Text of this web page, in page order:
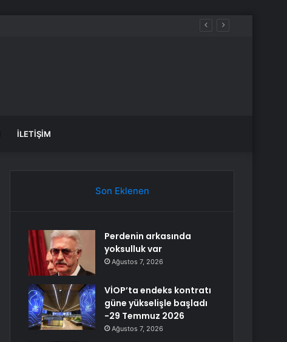
İLETIŞIM
Son Eklenen
Perdenin arkasında
yoksulluk var
Ağustos 7, 2026
VİOP’ta endeks kontratı
güne yükselişle başladı
-29 Temmuz 2026
Ağustos 7, 2026